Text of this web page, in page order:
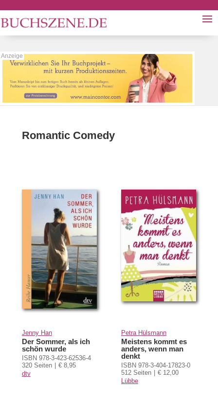
Romantic Comedy
Jenny Han
Der Sommer, als ich
schön wurde
ISBN 978-3-423-62536-4
320 Seiten
€ 8,95
dtv
Petra Hülsmann
Meistens kommt es
anders, wenn man
denkt
ISBN 978-3-404-17823-0
512 Seiten
€ 12,00
Lübbe